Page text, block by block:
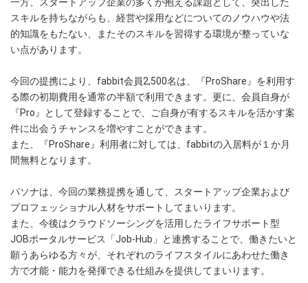
スキルを持ちながらも、経営や採用などについてのノウハウや法
的知識をもたない、またそのスキルを習得する環境が整っていな
い点があります。
今回の提携により、fabbit会員2,500名は、『ProShare』を利用す
る際の初期費用を通常の半額で利用できます。更に、会員自身が
『Pro』として登録することで、ご自身が有するスキルを活かす案
件に出会うチャンスを増やすことができます。
また、『ProShare』利用者に対しては、fabbitの入居料が１か月
間無料となります。
パソナは、今回の業務提携を通して、スタートアップ企業および
プロフェッショナル人材をサポートしてまいります。
また、今後はクラウドソーシングを活用したライフサポート型
JOBポータルサービス「Job-Hub」と連携することで、働きたいと
願うあらゆる方々が、それぞれのライフスタイルにあわせた働き
方で才能・能力を発揮できる仕組みを提供してまいります。